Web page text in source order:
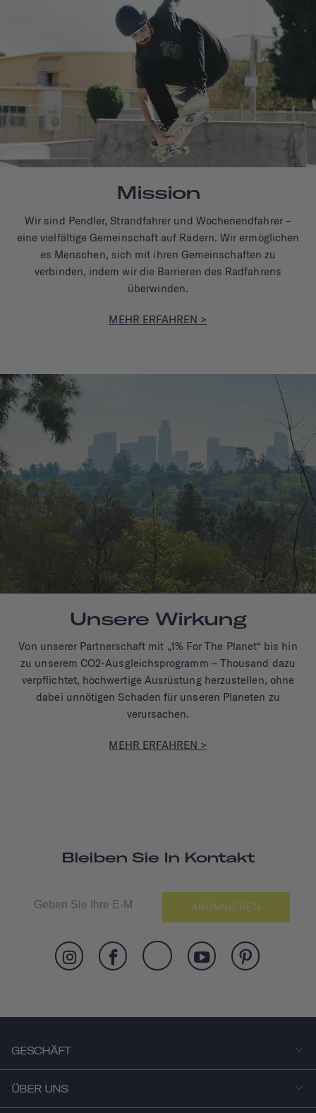
Mission
Wir sind Pendler, Strandfahrer und Wochenendfahrer –
eine vielfältige Gemeinschaft auf Rädern. Wir ermöglichen
es Menschen, sich mit ihren Gemeinschaften zu
verbinden, indem wir die Barrieren des Radfahrens
überwinden.
MEHR ERFAHREN >
Unsere Wirkung
Von unserer Partnerschaft mit „1% For The Planet“ bis hin
zu unserem CO2-Ausgleichsprogramm – Thousand dazu
verpflichtet, hochwertige Ausrüstung herzustellen, ohne
dabei unnötigen Schaden für unseren Planeten zu
verursachen.
MEHR ERFAHREN >
Bleiben Sie In Kontakt
ABONNIEREN
GESCHÄFT
ÜBER UNS